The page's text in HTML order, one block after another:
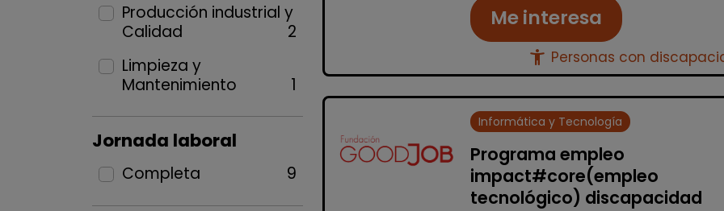
Producción industrial y
Calidad
2
Limpieza y
Mantenimiento
1
Jornada laboral
Completa 9
Me interesa
accessibility_new Personas con
Informática y Tecnología
Programa empleo
impact#core(empleo
tecnológico) discapacidad